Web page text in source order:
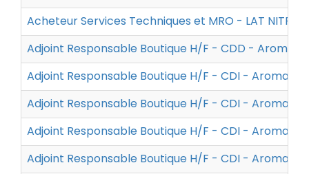
Acheteur Services Techniques et MRO - LAT
Adjoint Responsable Boutique H/F - CDD - Aroma
Adjoint Responsable Boutique H/F - CDI - Aroma
Adjoint Responsable Boutique H/F - CDI - Aroma
Adjoint Responsable Boutique H/F - CDI - Aroma
Adjoint Responsable Boutique H/F - CDI - Aroma